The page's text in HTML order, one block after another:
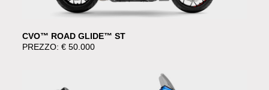
CVO™ ROAD GLIDE™ ST
PREZZO: € 50.000